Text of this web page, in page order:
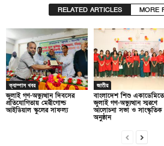
RELATED ARTICLES MORE
ক্যাম্পাস খবর
জুলাই গণ-অভ্যুত্থান দিবসের
প্রতিযোগিতায় মেরীগোল্ড
আইডিয়াল স্কুলের সাফল্য
জাতীয়
বাংলাদেশ শিশু একাডেমিতে
জুলাই গণ-অভ্যুত্থান স্মরণে
আলোচনা সভা ও সাংস্কৃতিক
অনুষ্ঠান